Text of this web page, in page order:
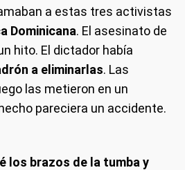
a estas tres activistas
Dominicana. El asesinato de
hito. El dictador había
a eliminarlas. Las
las metieron en un
pareciera un accidente.
los brazos de la tumba y